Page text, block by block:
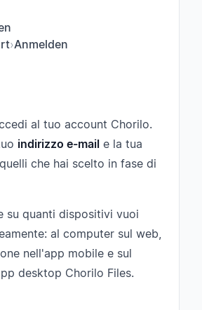
›Anmelden
al tuo account Chorilo.
indirizzo e-mail e la tua
che hai scelto in fase di
su quanti dispositivi vuoi
al computer sul web,
nell'app mobile e sul
desktop Chorilo Files.